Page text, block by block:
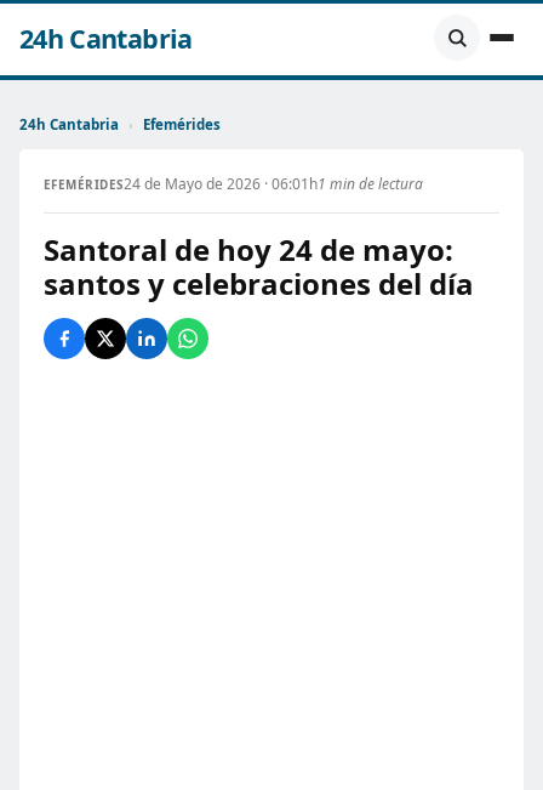
24h Cantabria
24h Cantabria › Efemérides
EFEMÉRIDES24 de Mayo de 2026 · 06:01h1 min de lectura
Santoral de hoy 24 de mayo:
santos y celebraciones del día